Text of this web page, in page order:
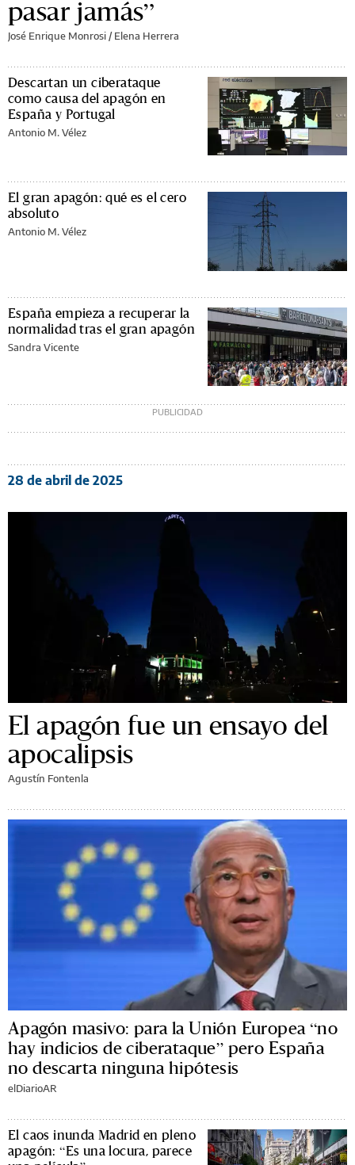
pasar jamás”
José Enrique Monrosi / Elena Herrera
Descartan un ciberataque
como causa del apagón en
España y Portugal
Antonio M. Vélez
El gran apagón: qué es el cero
absoluto
Antonio M. Vélez
España empieza a recuperar la
normalidad tras el gran apagón
Sandra Vicente
28 de abril de 2025
El apagón fue un ensayo del
apocalipsis
Agustín Fontenla
Apagón masivo: para la Unión Europea “no
hay indicios de ciberataque” pero España
no descarta ninguna hipótesis
elDiarioAR
El caos inunda Madrid en pleno
apagón: “Es una locura, parece